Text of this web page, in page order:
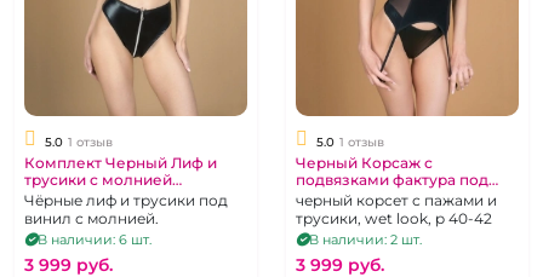
5.0 1 отзыв
Комплект Черный Лиф и
трусики с молнией
"LeFrivole" под винил 42-44
Чёрные лиф и трусики под
винил с молнией.
В наличии: 6 шт.
3 999 pуб.
5.0 1 отзыв
Черный Корсаж с
подвязками фактура под
винил"LeFrivole" Wet Look
черный корсет с пажами и
трусики, wet look, р 40-42
В наличии: 2 шт.
3 999 pуб.